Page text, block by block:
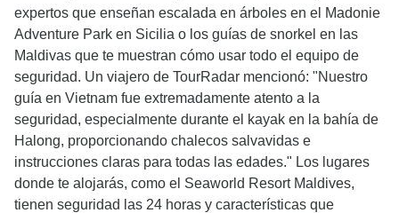
expertos que enseñan escalada en árboles en el Madonie
Adventure Park en Sicilia o los guías de snorkel en las
Maldivas que te muestran cómo usar todo el equipo de
seguridad. Un viajero de TourRadar mencionó: "Nuestro
guía en Vietnam fue extremadamente atento a la
seguridad, especialmente durante el kayak en la bahía de
Halong, proporcionando chalecos salvavidas e
instrucciones claras para todas las edades." Los lugares
donde te alojarás, como el Seaworld Resort Maldives,
tienen seguridad las 24 horas y características que